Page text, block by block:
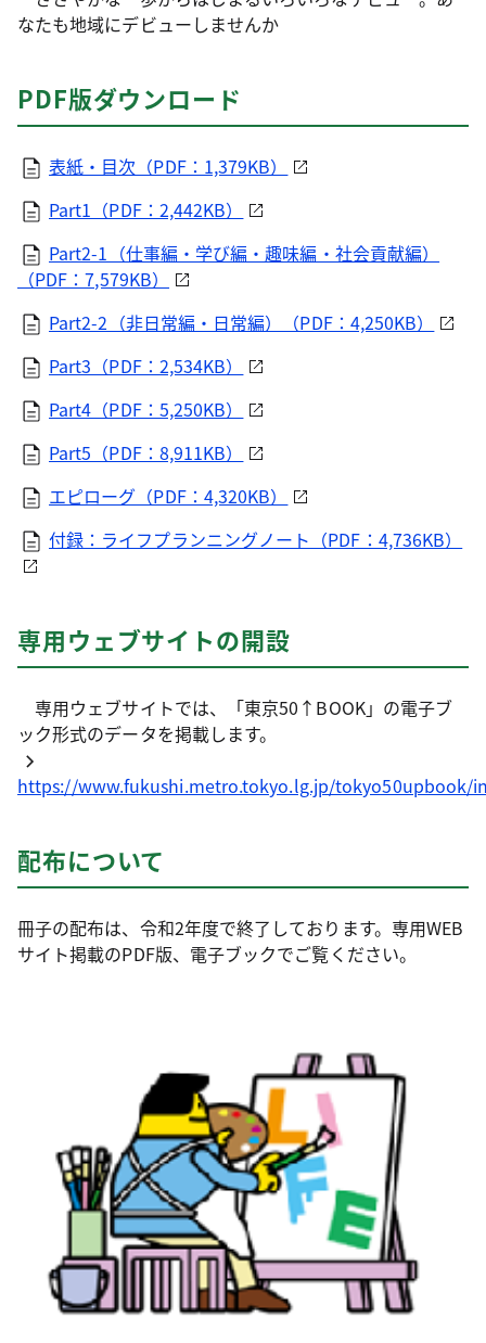
なたも地域にデビューしませんか
PDF版ダウンロード
表紙・目次（PDF：1,379KB）
Part1（PDF：2,442KB）
Part2-1（仕事編・学び編・趣味編・社会貢献編）
（PDF：7,579KB）
Part2-2（非日常編・日常編）（PDF：4,250KB）
Part3（PDF：2,534KB）
Part4（PDF：5,250KB）
Part5（PDF：8,911KB）
エピローグ（PDF：4,320KB）
付録：ライフプランニングノート（PDF：4,736KB）
専用ウェブサイトの開設
専用ウェブサイトでは、「東京50↑BOOK」の電子ブ
ック形式のデータを掲載します。
https://www.fukushi.metro.tokyo.lg.jp/tokyo50upbook/
配布について
冊子の配布は、令和2年度で終了しております。専用WEB
サイト掲載のPDF版、電子ブックでご覧ください。